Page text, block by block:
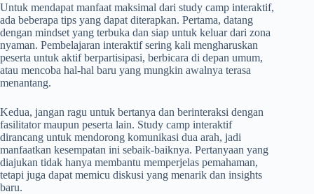
Untuk mendapat manfaat maksimal dari study camp interaktif,
ada beberapa tips yang dapat diterapkan. Pertama, datang
dengan mindset yang terbuka dan siap untuk keluar dari zona
nyaman. Pembelajaran interaktif sering kali mengharuskan
peserta untuk aktif berpartisipasi, berbicara di depan umum,
atau mencoba hal-hal baru yang mungkin awalnya terasa
menantang.
Kedua, jangan ragu untuk bertanya dan berinteraksi dengan
fasilitator maupun peserta lain. Study camp interaktif
dirancang untuk mendorong komunikasi dua arah, jadi
manfaatkan kesempatan ini sebaik-baiknya. Pertanyaan yang
diajukan tidak hanya membantu memperjelas pemahaman,
tetapi juga dapat memicu diskusi yang menarik dan insights
baru.